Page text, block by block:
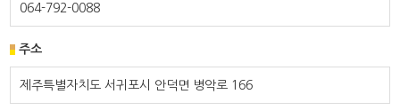
064-792-0088
주소
제주특별자치도 서귀포시 안덕면 병악로 166